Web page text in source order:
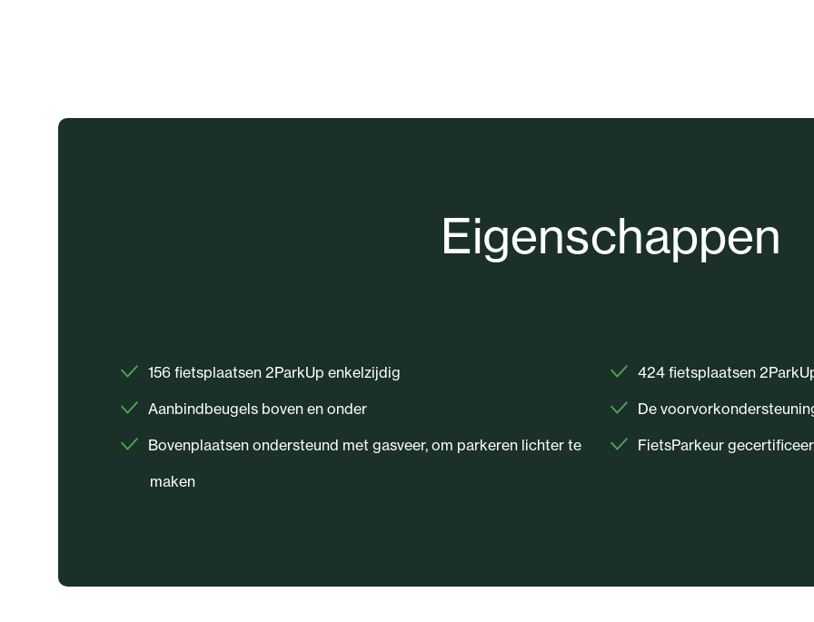
Eigenschappen
156 fietsplaatsen 2ParkUp enkelzijdig
424 fietsplaatsen
Aanbindbeugels boven en onder
De
Bovenplaatsen ondersteund met gasveer, om parkeren lichter te
maken
FietsParkeur